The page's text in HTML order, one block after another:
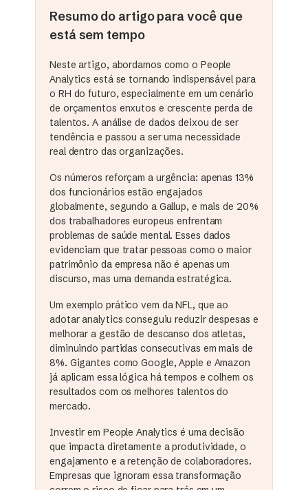
Resumo do artigo para você que
está sem tempo
Neste artigo, abordamos como o People
Analytics está se tornando indispensável para
o RH do futuro, especialmente em um cenário
de orçamentos enxutos e crescente perda de
talentos. A análise de dados deixou de ser
tendência e passou a ser uma necessidade
real dentro das organizações.
Os números reforçam a urgência: apenas 13%
dos funcionários estão engajados
globalmente, segundo a Gallup, e mais de 20%
dos trabalhadores europeus enfrentam
problemas de saúde mental. Esses dados
evidenciam que tratar pessoas como o maior
patrimônio da empresa não é apenas um
discurso, mas uma demanda estratégica.
Um exemplo prático vem da NFL, que ao
adotar analytics conseguiu reduzir despesas e
melhorar a gestão de descanso dos atletas,
diminuindo partidas consecutivas em mais de
8%. Gigantes como Google, Apple e Amazon
já aplicam essa lógica há tempos e colhem os
resultados com os melhores talentos do
mercado.
Investir em People Analytics é uma decisão
que impacta diretamente a produtividade, o
engajamento e a retenção de colaboradores.
Empresas que ignoram essa transformação